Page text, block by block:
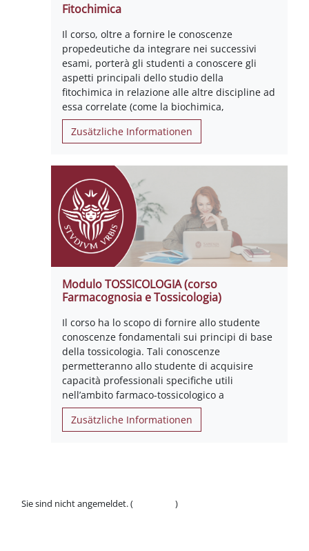
Fitochimica
Il corso, oltre a fornire le conoscenze
propedeutiche da integrare nei successivi
esami, porterà gli studenti a conoscere gli
aspetti principali dello studio della
fitochimica in relazione alle altre discipline ad
essa correlate (come la biochimica,
Zusätzliche Informationen
Modulo TOSSICOLOGIA (corso
Farmacognosia e Tossicologia)
Il corso ha lo scopo di fornire allo studente
conoscenze fondamentali sui principi di base
della tossicologia. Tali conoscenze
permetteranno allo studente di acquisire
capacità professionali specifiche utili
nell’ambito farmaco-tossicologico a
Zusätzliche Informationen
Sie sind nicht angemeldet. (
)